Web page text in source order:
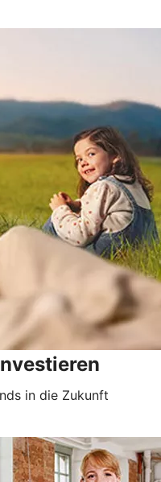
in die Zukunft